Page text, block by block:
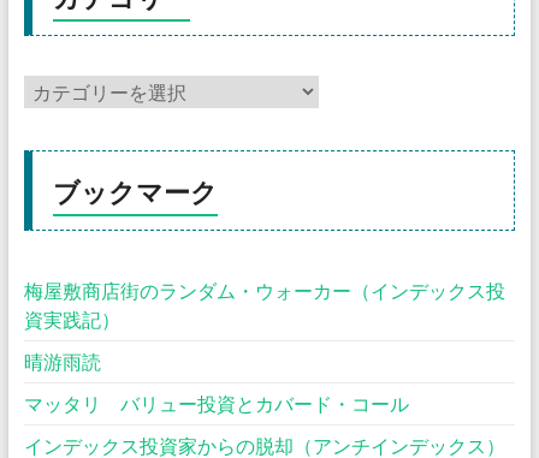
ブックマーク
梅屋敷商店街のランダム・ウォーカー（インデックス投
資実践記）
晴游雨読
マッタリ バリュー投資とカバード・コール
インデックス投資家からの脱却（アンチインデックス）